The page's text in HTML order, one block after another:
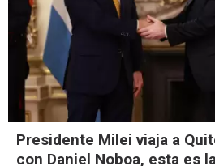
Presidente Milei viaja a
con Daniel Noboa, esta es